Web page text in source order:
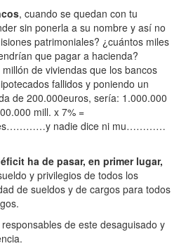
, cuando se quedan con tu
sin ponerla a su nombre y así no
patrimoniales? ¿cuántos miles
que pagar a hacienda?
de viviendas que los bancos
fallidos y poniendo un
de 200.000euros, sería: 1.000.000
mill. x 7% =
nadie dice ni mu…………
ha de pasar, en primer lugar,
y privilegios de todos los
de sueldos y de cargos para todos
de este desaguisado y